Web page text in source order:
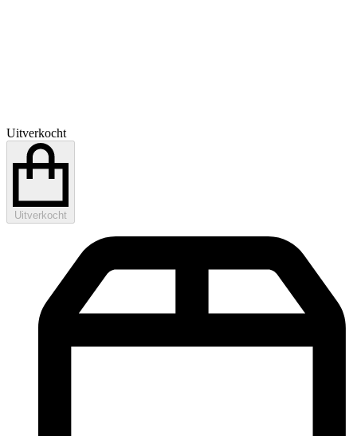
Uitverkocht
Uitverkocht